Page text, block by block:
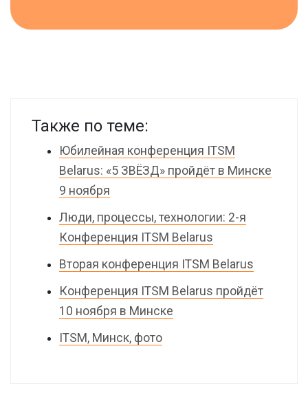
Также по теме:
Юбилейная конференция ITSM
Belarus: «5 ЗВЁЗД» пройдёт в Минске
9 ноября
Люди, процессы, технологии: 2-я
Конференция ITSM Belarus
Вторая конференция ITSM Belarus
Конференция ITSM Belarus пройдёт
10 ноября в Минске
ITSM, Минск, фото